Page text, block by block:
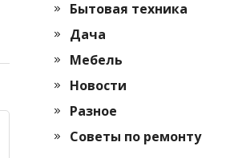
Бытовая техника
Дача
Мебель
Новости
Разное
Советы по ремонту